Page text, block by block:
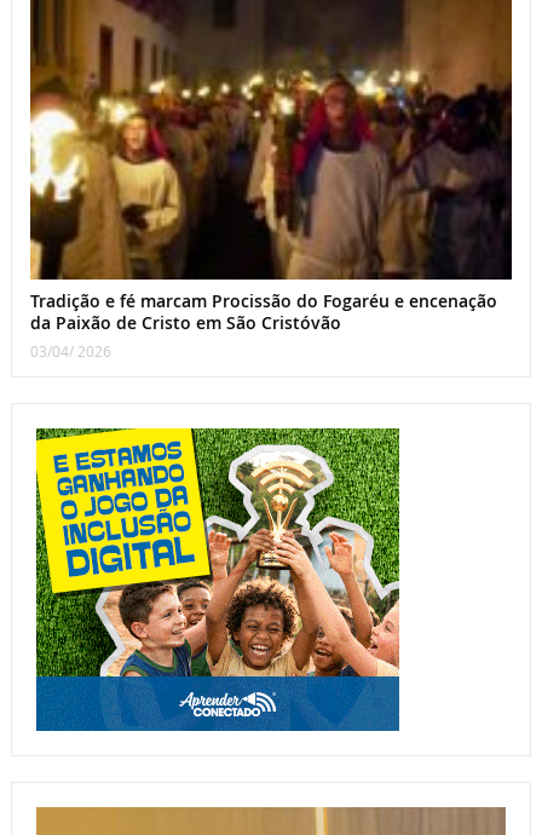
Tradição e fé marcam Procissão do Fogaréu e encenação
da Paixão de Cristo em São Cristóvão
03/04/ 2026